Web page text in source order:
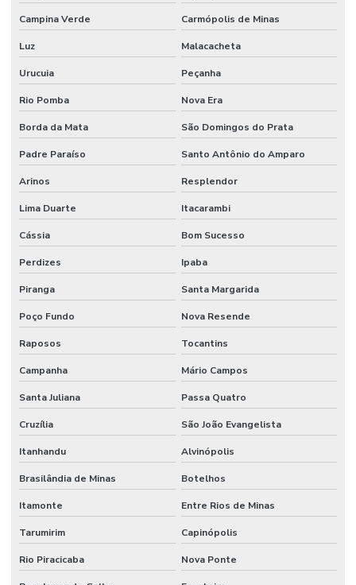
Campina Verde Carmópolis de Minas
Luz Malacacheta
Urucuia Peçanha
Rio Pomba Nova Era
Borda da Mata São Domingos do Prata
Padre Paraíso Santo Antônio do Amparo
Arinos Resplendor
Lima Duarte Itacarambi
Cássia Bom Sucesso
Perdizes Ipaba
Piranga Santa Margarida
Poço Fundo Nova Resende
Raposos Tocantins
Campanha Mário Campos
Santa Juliana Passa Quatro
Cruzília São João Evangelista
Itanhandu Alvinópolis
Brasilândia de Minas Botelhos
Itamonte Entre Rios de Minas
Tarumirim Capinópolis
Rio Piracicaba Nova Ponte